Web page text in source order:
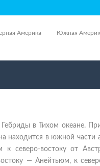
Америка Южная
в Тихом океане.
находится в южной части
северо-востоку от
— Анейтьюм, к